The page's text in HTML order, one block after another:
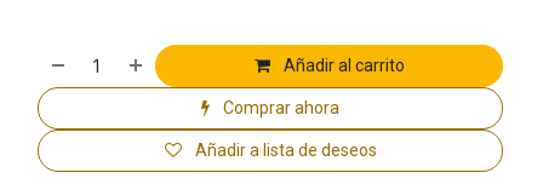
Añadir al carrito
Comprar ahora
Añadir a lista de deseos